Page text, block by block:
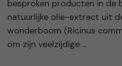
besproken producten in de
natuurlijke olie-extract uit
wonderboom (Ricinus
om zijn veelzijdige ...